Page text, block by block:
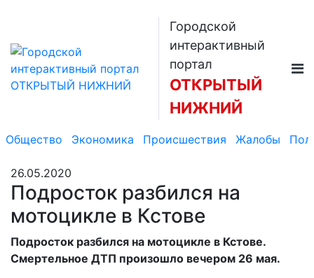
Городской
интерактивный
портал
ОТКРЫТЫЙ
НИЖНИЙ
Общество Экономика Происшествия Жалобы
26.05.2020
Подросток разбился на
мотоцикле в Кстове
Подросток разбился на мотоцикле в Кстове.
Смертельное ДТП произошло вечером 26 мая.